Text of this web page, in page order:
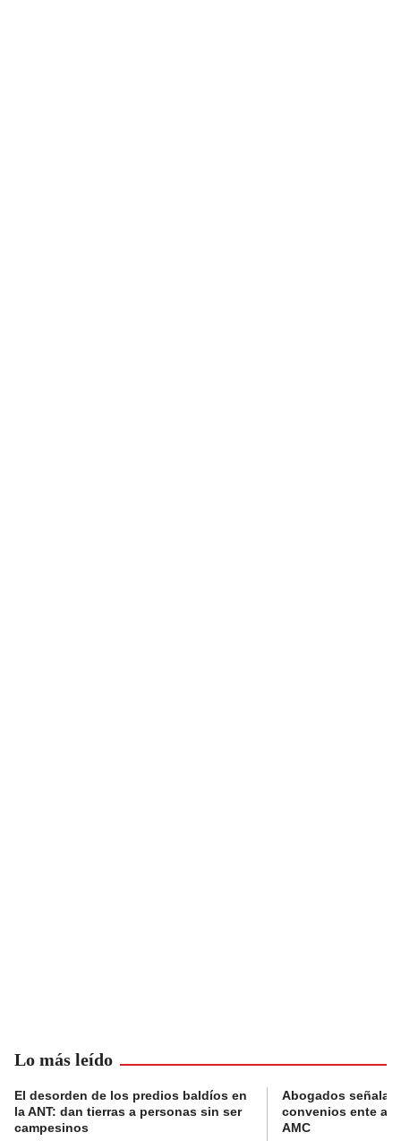
Lo más leído
El desorden de los predios baldíos en
la ANT: dan tierras a personas sin ser
campesinos
Abogados
convenios ente
AMC